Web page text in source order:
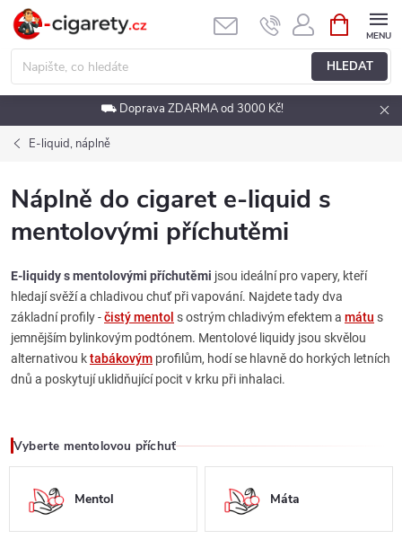
Přejít
obsah
HLEDAT
NÁKUPNÍ
KOŠÍK
⛟ Doprava ZDARMA od 3000 Kč!
E-liquid, náplně
Náplně do cigaret e-liquid s
mentolovými příchutěmi
E-liquidy s mentolovými příchutěmi jsou ideální pro vapery, kteří
hledají svěží a chladivou chuť při vapování. Najdete tady dva
základní profily -čistý mentol s ostrým chladivým efektem a mátu s
jemnějším bylinkovým podtónem. Mentolové liquidy jsou skvělou
alternativou ktabákovým profilům, hodí se hlavně do horkých letních
dnů a poskytují uklidňující pocit v krku při inhalaci.
Vyberte mentolovou příchuť
Mentol Máta